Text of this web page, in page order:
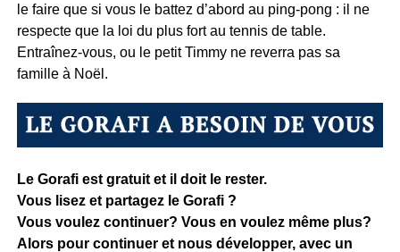
le faire que si vous le battez d’abord au ping-pong : il ne
respecte que la loi du plus fort au tennis de table.
Entraînez-vous, ou le petit Timmy ne reverra pas sa
famille à Noël.
Le Gorafi est gratuit et il doit le rester.
Vous lisez et partagez le Gorafi ?
Vous voulez continuer? Vous en voulez même plus?
Alors pour continuer et nous développer, avec un